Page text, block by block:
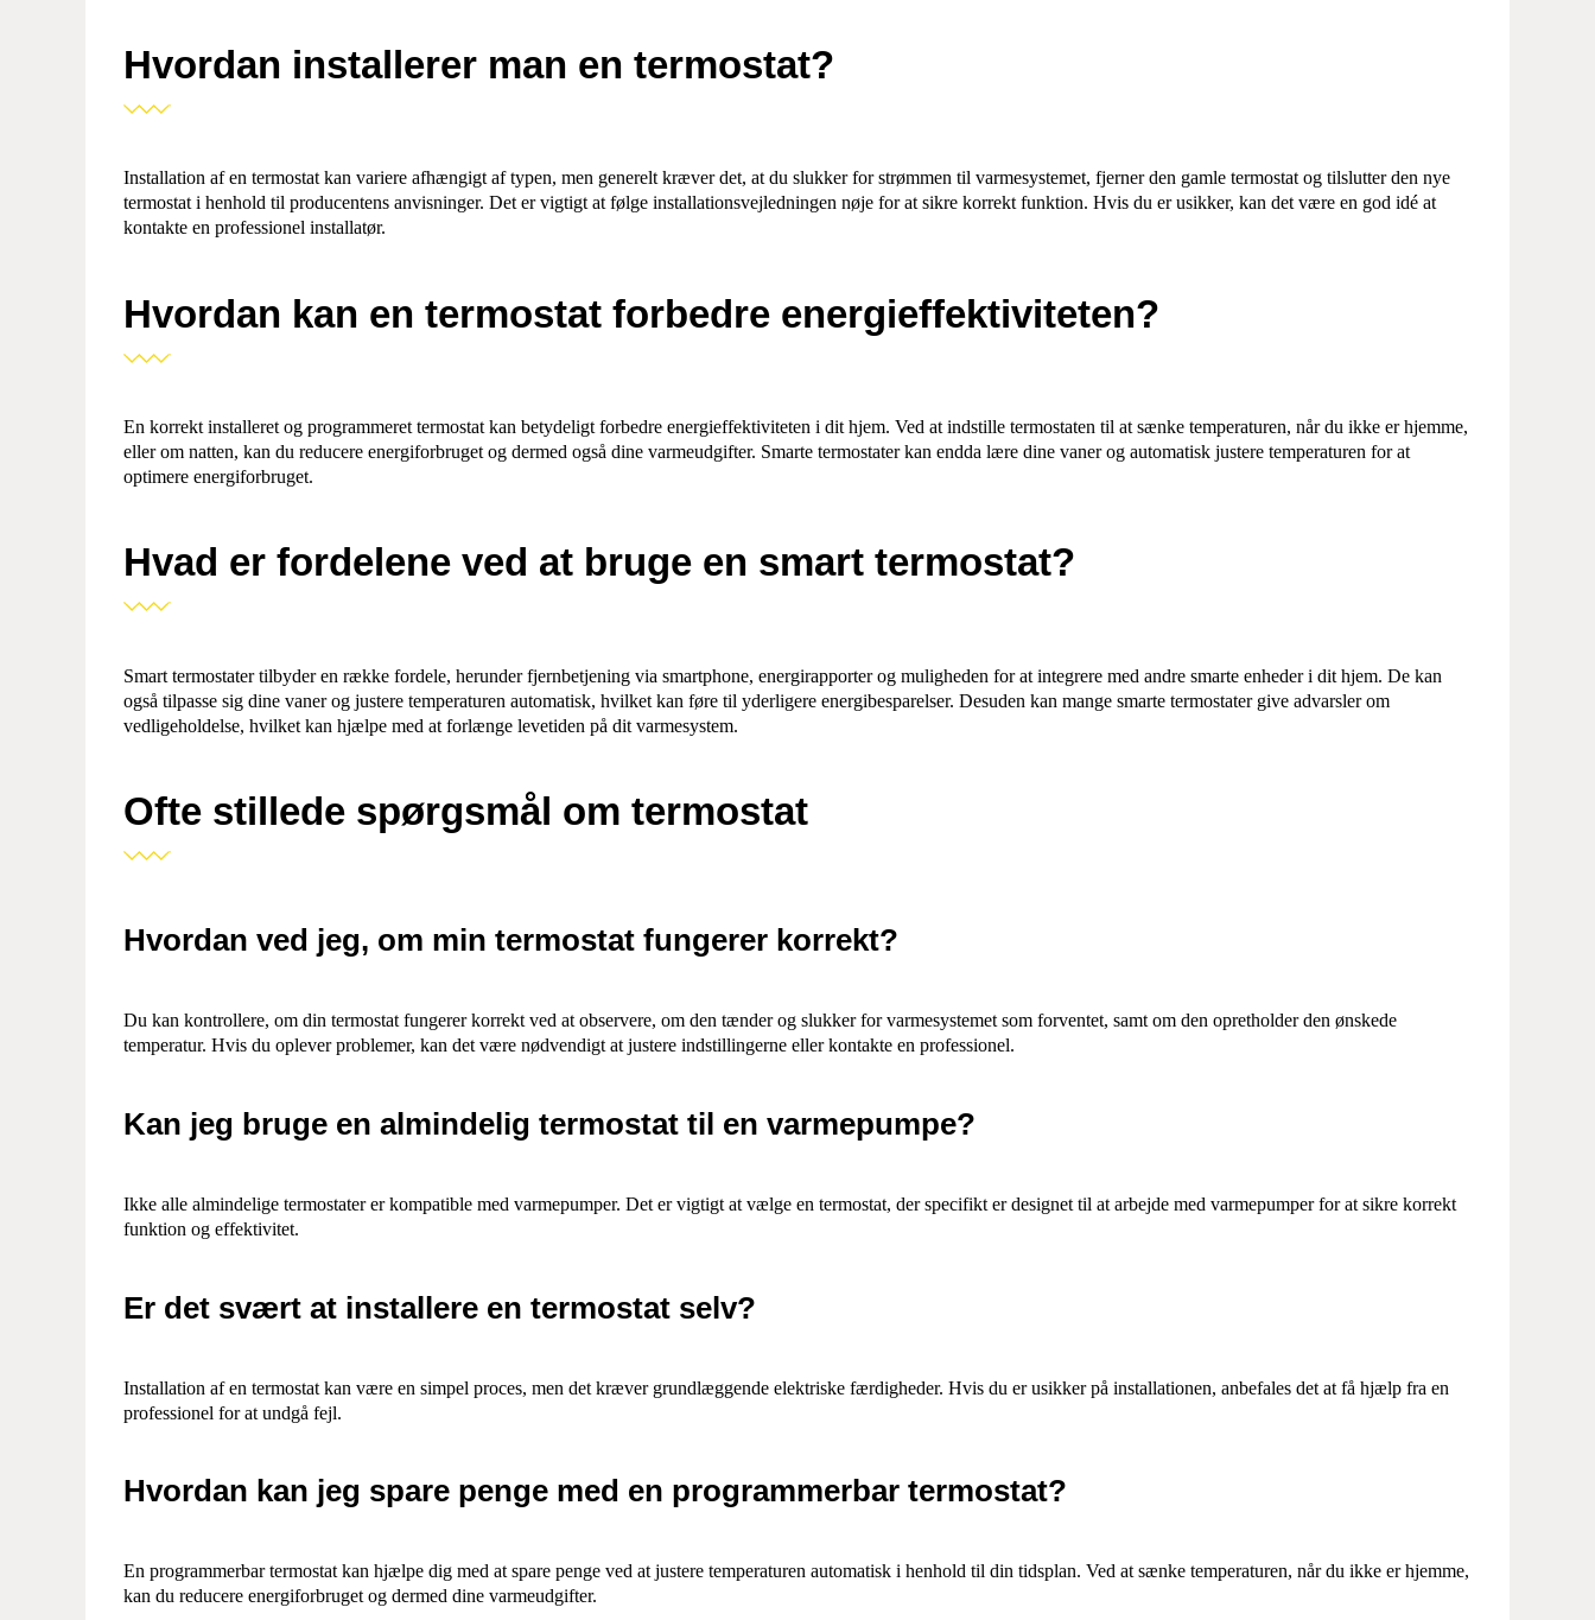
Hvordan installerer man en termostat?
Installation af en termostat kan variere afhængigt af typen, men generelt kræver det, at du slukker for strømmen til varmesystemet, fjerner den gamle termostat og tilslutter den nye
termostat i henhold til producentens anvisninger. Det er vigtigt at følge installationsvejledningen nøje for at sikre korrekt funktion. Hvis du er usikker, kan det være en god idé at
kontakte en professionel installatør.
Hvordan kan en termostat forbedre energieffektiviteten?
En korrekt installeret og programmeret termostat kan betydeligt forbedre energieffektiviteten i dit hjem. Ved at indstille termostaten til at sænke temperaturen, når du ikke er hjemme,
eller om natten, kan du reducere energiforbruget og dermed også dine varmeudgifter. Smarte termostater kan endda lære dine vaner og automatisk justere temperaturen for at
optimere energiforbruget.
Hvad er fordelene ved at bruge en smart termostat?
Smart termostater tilbyder en række fordele, herunder fjernbetjening via smartphone, energirapporter og muligheden for at integrere med andre smarte enheder i dit hjem. De kan
også tilpasse sig dine vaner og justere temperaturen automatisk, hvilket kan føre til yderligere energibesparelser. Desuden kan mange smarte termostater give advarsler om
vedligeholdelse, hvilket kan hjælpe med at forlænge levetiden på dit varmesystem.
Ofte stillede spørgsmål om termostat
Hvordan ved jeg, om min termostat fungerer korrekt?
Du kan kontrollere, om din termostat fungerer korrekt ved at observere, om den tænder og slukker for varmesystemet som forventet, samt om den opretholder den ønskede
temperatur. Hvis du oplever problemer, kan det være nødvendigt at justere indstillingerne eller kontakte en professionel.
Kan jeg bruge en almindelig termostat til en varmepumpe?
Ikke alle almindelige termostater er kompatible med varmepumper. Det er vigtigt at vælge en termostat, der specifikt er designet til at arbejde med varmepumper for at sikre korrekt
funktion og effektivitet.
Er det svært at installere en termostat selv?
Installation af en termostat kan være en simpel proces, men det kræver grundlæggende elektriske færdigheder. Hvis du er usikker på installationen, anbefales det at få hjælp fra en
professionel for at undgå fejl.
Hvordan kan jeg spare penge med en programmerbar termostat?
En programmerbar termostat kan hjælpe dig med at spare penge ved at justere temperaturen automatisk i henhold til din tidsplan. Ved at sænke temperaturen, når du ikke er hjemme,
kan du reducere energiforbruget og dermed dine varmeudgifter.